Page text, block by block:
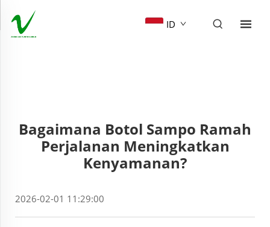
ID
Bagaimana Botol Sampo Ramah
Perjalanan Meningkatkan
Kenyamanan?
2026-02-01 11:29:00